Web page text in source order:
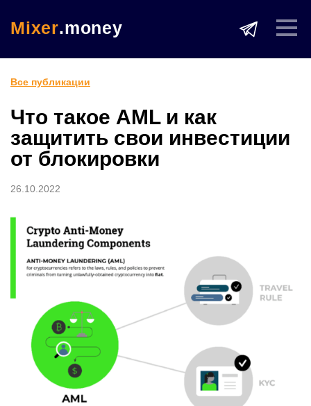
Mixer.money
Все публикации
Что такое AML и как
защитить свои инвестиции
от блокировки
26.10.2022